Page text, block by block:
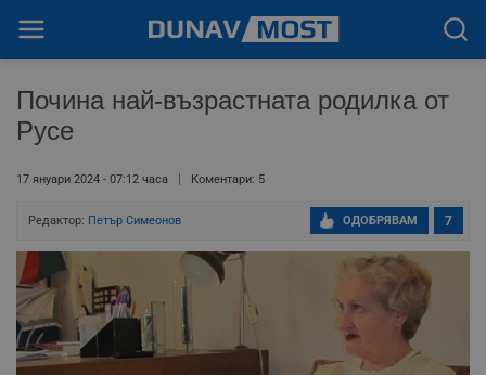
Почина най-възрастната родилка от
Русе
17 януари 2024 - 07:12 часа Коментари: 5
Редактор: Петър Симеонов 7
ОДОБРЯВАМ